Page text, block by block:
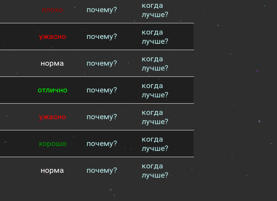
плохо почему?
когда
лучше?
ужасно почему?
когда
лучше?
норма почему?
когда
лучше?
отлично почему?
когда
лучше?
ужасно почему?
когда
лучше?
хорошо почему?
когда
лучше?
норма почему?
когда
лучше?